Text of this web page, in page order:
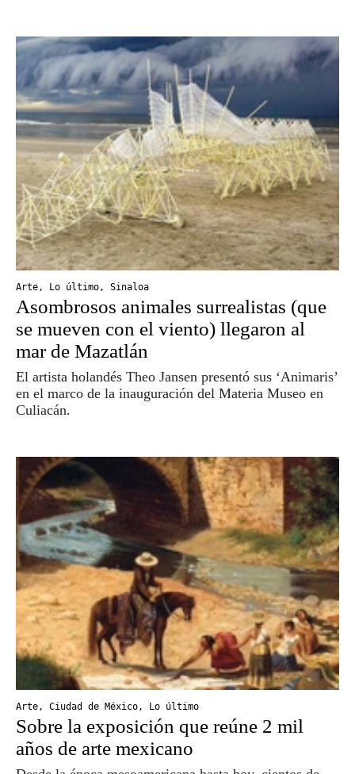
Arte , Lo último , Sinaloa
Asombrosos animales surrealistas (que
se mueven con el viento) llegaron al
mar de Mazatlán
El artista holandés Theo Jansen presentó sus ‘Animaris’
en el marco de la inauguración del Materia Museo en
Culiacán.
Arte , Ciudad de México , Lo último
Sobre la exposición que reúne 2 mil
años de arte mexicano